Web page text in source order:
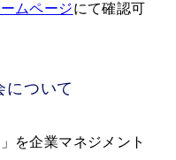
ムページにて確認可
について
を企業マネジメント